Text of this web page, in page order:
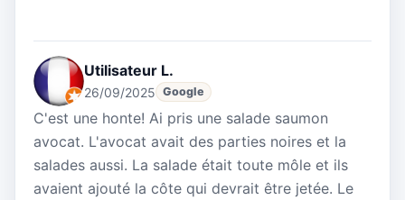
Utilisateur L.
26/09/2025 Google
C'est une honte! Ai pris une salade saumon
avocat. L'avocat avait des parties noires et la
salades aussi. La salade était toute môle et ils
avaient ajouté la côte qui devrait être jetée. Le